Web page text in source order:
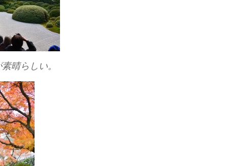
晴らしい。